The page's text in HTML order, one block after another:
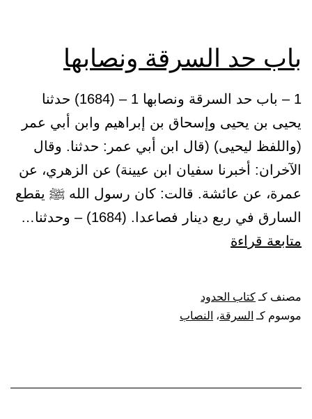
باب حد السرقة ونصابها
1 – باب حد السرقة ونصابها 1 – (1684) حدثنا
يحيى بن يحيى وإسحاق بن إبراهيم وابن أبي عمر
(واللفظ ليحيى) (قال ابن أبي عمر: حدثنا. وقال
الآخران: أخبرنا سفيان ابن عيينة) عن الزهري، عن
عمرة، عن عائشة. قالت: كان رسول الله ﷺ يقطع
السارق في ربع دينار فصاعدا. (1684) – وحدثنا…
متابعة قراءة
السرقة
ونصابها
مصنف كـكتاب الحدود
موسوم كـ السرقة، النصاب